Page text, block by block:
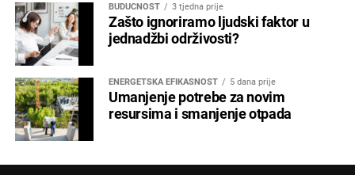
BUDUĆNOST 3 tjedna prije
Zašto ignoriramo ljudski faktor u
jednadžbi održivosti?
ENERGETSKA EFIKASNOST 5 dana prije
Umanjenje potrebe za novim
resursima i smanjenje otpada